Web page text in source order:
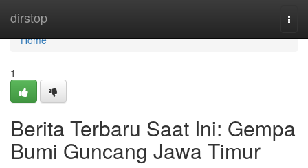
dirstop
Home
Home
1
Berita Terbaru Saat Ini: Gempa
Bumi Guncang Jawa Timur